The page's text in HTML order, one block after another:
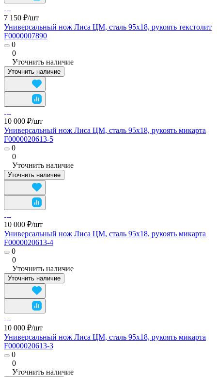
7 150 ₽/шт
Универсальный нож Лиса ЦМ, сталь 95х18, рукоять текстолит
F0000007890
0
0
Уточнить наличие
Уточнить наличие
10 000 ₽/шт
Универсальный нож Лиса ЦМ, сталь 95х18, рукоять микарта
F0000020613-5
0
0
Уточнить наличие
Уточнить наличие
10 000 ₽/шт
Универсальный нож Лиса ЦМ, сталь 95х18, рукоять микарта
F0000020613-4
0
0
Уточнить наличие
Уточнить наличие
10 000 ₽/шт
Универсальный нож Лиса ЦМ, сталь 95х18, рукоять микарта
F0000020613-3
0
0
Уточнить наличие